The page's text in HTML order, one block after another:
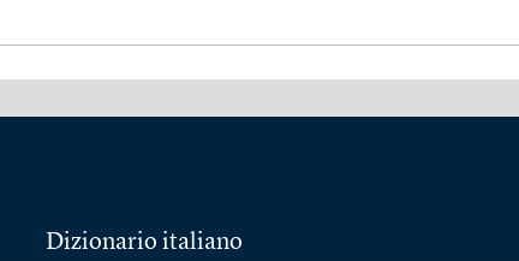
Dizionario italiano